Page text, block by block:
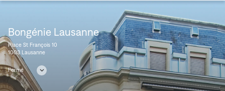
Bongénie Lausanne
Place St François 10
1003 Lausanne
Fermé
Consulter